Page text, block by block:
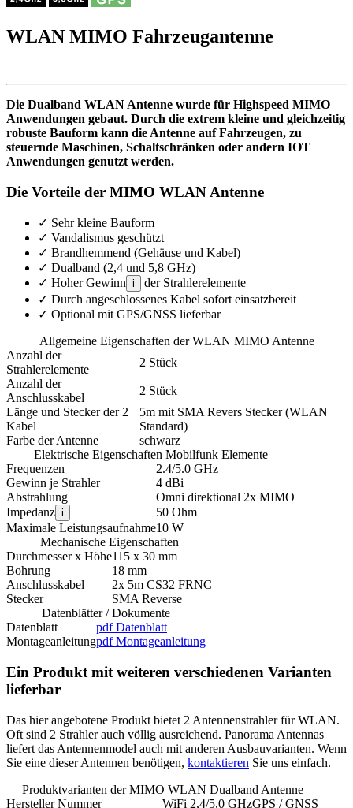
WLAN MIMO Fahrzeugantenne
Die Dualband WLAN Antenne wurde für Highspeed MIMO
Anwendungen gebaut. Durch die extrem kleine und gleichzeitig
robuste Bauform kann die Antenne auf Fahrzeugen, zu
steuernde Maschinen, Schaltschränken oder andern IOT
Anwendungen genutzt werden.
Die Vorteile der MIMO WLAN Antenne
✓ Sehr kleine Bauform
✓ Vandalismus geschützt
✓ Brandhemmend (Gehäuse und Kabel)
✓ Dualband (2,4 und 5,8 GHz)
✓ Hoher Gewinn i
der Strahlerelemente
✓ Durch angeschlossenes Kabel sofort einsatzbereit
✓ Optional mit GPS/GNSS lieferbar
Allgemeine Eigenschaften der WLAN MIMO Antenne
Anzahl der
Strahlerelemente
2 Stück
Anzahl der
Anschlusskabel
2 Stück
Länge und Stecker der 2
Kabel
5m mit SMA Revers Stecker (WLAN
Standard)
Farbe der Antenne
schwarz
Elektrische Eigenschaften Mobilfunk Elemente
Frequenzen
2.4/5.0 GHz
Gewinn je Strahler
4 dBi
Abstrahlung
Omni direktional 2x MIMO
Impedanz i
50 Ohm
Maximale Leistungsaufnahme10 W
Mechanische Eigenschaften
Durchmesser x Höhe115 x 30 mm
Bohrung
18 mm
Anschlusskabel
2x 5m CS32 FRNC
Stecker
SMA Reverse
Datenblätter / Dokumente
Datenblatt
pdf Datenblatt
Montageanleitungpdf Montageanleitung
Ein Produkt mit weiteren verschiedenen Varianten
lieferbar
Das hier angebotene Produkt bietet 2 Antennenstrahler für WLAN.
Oft sind 2 Strahler auch völlig ausreichend. Panorama Antennas
liefert das Antennenmodel auch mit anderen Ausbauvarianten. Wenn
Sie eine dieser Antennen benötigen, kontaktieren Sie uns einfach.
Produktvarianten der MIMO WLAN Dualband Antenne
Hersteller Nummer
WiFi 2,4/5,0 GHzGPS / GNSS